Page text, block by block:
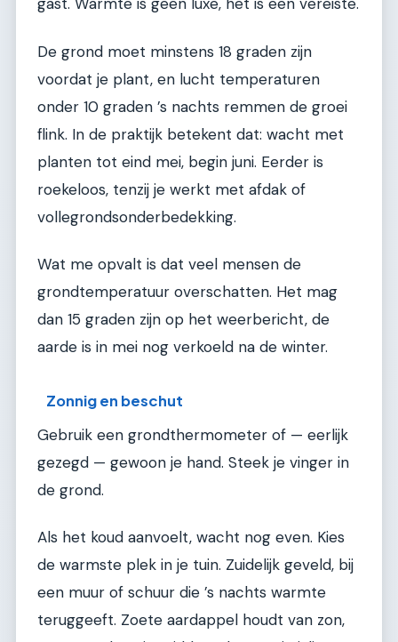
De grond moet minstens 18 graden zijn
voordat je plant, en lucht temperaturen
onder 10 graden ’s nachts remmen de groei
flink. In de praktijk betekent dat: wacht met
planten tot eind mei, begin juni. Eerder is
roekeloos, tenzij je werkt met afdak of
vollegrondsonderbedekking.
Wat me opvalt is dat veel mensen de
grondtemperatuur overschatten. Het mag
dan 15 graden zijn op het weerbericht, de
aarde is in mei nog verkoeld na de winter.
Zonnig en beschut
Gebruik een grondthermometer of — eerlijk
gezegd — gewoon je hand. Steek je vinger in
de grond.
Als het koud aanvoelt, wacht nog even. Kies
de warmste plek in je tuin. Zuidelijk geveld, bij
een muur of schuur die ’s nachts warmte
teruggeeft. Zoete aardappel houdt van zon,